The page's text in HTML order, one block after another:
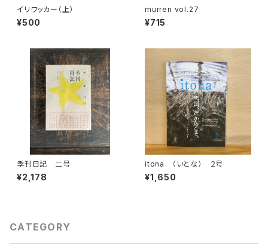
イリワッカー（上）
¥500
murren vol.27
¥715
季刊日記 二号
¥2,178
itona （いとな） ２号
¥1,650
CATEGORY